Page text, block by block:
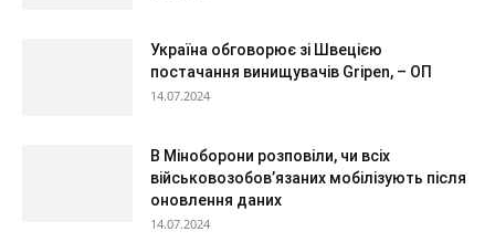
Україна обговорює зі Швецією
постачання винищувачів Gripen, – ОП
14.07.2024
В Міноборони розповіли, чи всіх
військовозобов’язаних мобілізують після
оновлення даних
14.07.2024